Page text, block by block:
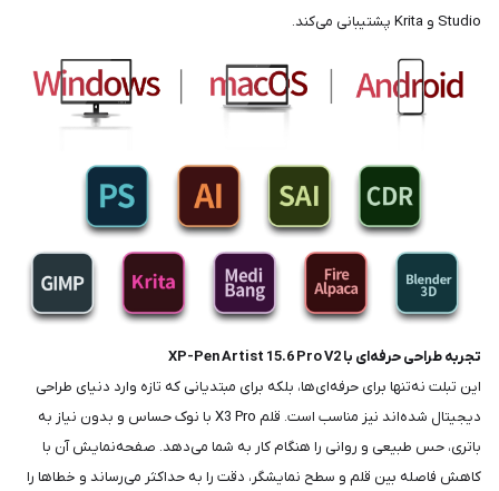
Studio و Krita پشتیبانی می‌کند.
تجربه طراحی حرفه‌ای با XP-Pen Artist 15.6 Pro V2
این تبلت نه‌تنها برای حرفه‌ای‌ها، بلکه برای مبتدیانی که تازه وارد دنیای طراحی
دیجیتال شده‌اند نیز مناسب است. قلم X3 Pro با نوک حساس و بدون نیاز به
باتری، حس طبیعی و روانی را هنگام کار به شما می‌دهد. صفحه‌نمایش آن با
کاهش فاصله بین قلم و سطح نمایشگر، دقت را به حداکثر می‌رساند و خطاها را